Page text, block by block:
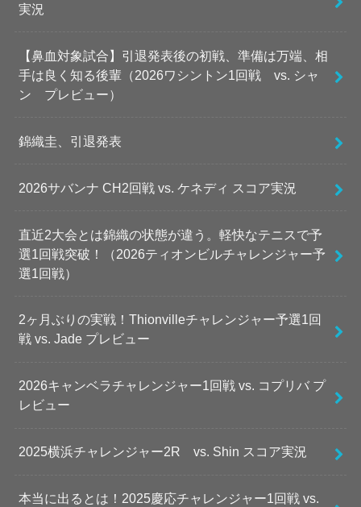
実況
【鼻血対象試合】引退発表後の初戦、準備は万端、相
手は良く知る後輩（2026ワシントン1回戦 vs. シャ
ン プレビュー）
錦織圭、引退発表
2026サバンナ CH2回戦 vs. ケネディ スコア実況
直近2大会とは錦織の状態が違う。軽快なテニスで予
選1回戦突破！（2026ティオンビルチャレンジャー予
選1回戦）
2ヶ月ぶりの実戦！Thionvilleチャレンジャー予選1回
戦 vs. Jade プレビュー
2026キャンベラチャレンジャー1回戦 vs. コプリバ プ
レビュー
2025横浜チャレンジャー2R vs. Shin スコア実況
本当に出るとは！2025慶応チャレンジャー1回戦 vs.